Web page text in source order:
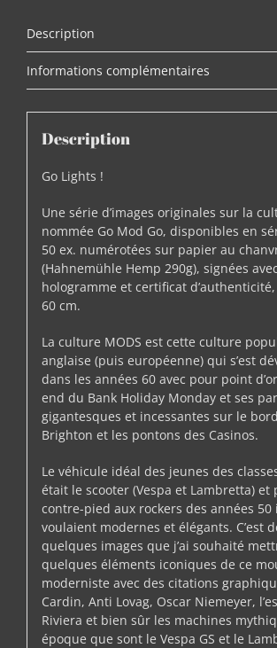
Description
Informations complémentaires
Description
Go Lights !
Une série d’images originales sur la
nommée Go Mod Go, disponibles en
50 ex. numérotées sur papier au
(Hahnemühle Hemp 290g), signées avec
hologramme et certificat
60 cm.
La culture MODS est cette culture
anglaise (puis européenne) qui s’est
dans les années 60 avec pour point
end du Bank Holiday Monday et ses
gigantesques et incessantes sur le
Brighton et les pontons des Casinos.
Le véhicule idéal des jeunes des
était le scooter (Vespa et Lambretta) et
contre-pied aux rockers des années 50
voulaient modernes et élégants. C’est
quelques images que j’ai souhaité
quelques éléments iconiques de ce
moderniste avec des citations
Cardin, Anti Lovag, Oscar Niemeyer,
Riviera et bien sûr les machines
époque que sont le Vespa GS et le